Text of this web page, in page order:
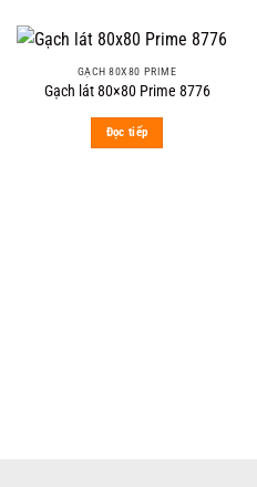
GẠCH 80X80 PRIME
Gạch lát 80×80 Prime 8776
Đọc tiếp